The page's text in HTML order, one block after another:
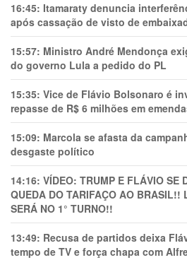
16:45: Itamaraty denuncia
após cassação de visto de
15:57: Ministro André Mendonça
do governo Lula a pedido do PL
15:35: Vice de Flávio Bolsonaro é
repasse de R$ 6 milhões em
15:09: Marcola se afasta da
desgaste político
14:16: VÍDEO: TRUMP E FLÁVIO SE
QUEDA DO TARIFAÇO AO BRASIL!!
SERÁ NO 1° TURNO!!
13:49: Recusa de partidos deixa
tempo de TV e força chapa com